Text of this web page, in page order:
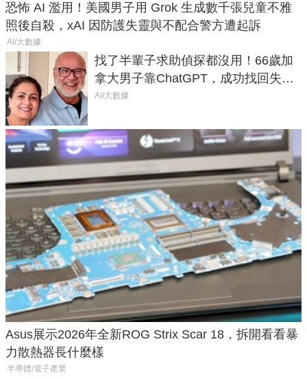
恐怖 AI 濫用！美國男子用 Grok 生成數千張兒童不雅
照後自殺，xAI 因防護失靈與不配合警方遭起訴
AI/大數據
找了半輩子求助偵探都沒用！66歲加
拿大男子靠ChatGPT，成功找回失散
50年家人
AI/大數據
Asus展示2026年全新ROG Strix Scar 18，拆開看看暴
力散熱器長什麼樣
半導體/電子產業